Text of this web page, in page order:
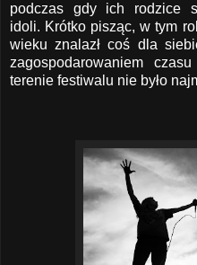
podczas gdy ich rodzice
idoli. Krótko pisząc, w tym
wieku znalazł coś dla
zagospodarowaniem
terenie festiwalu nie było